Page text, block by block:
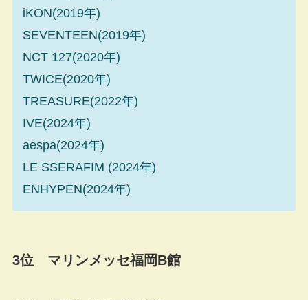
iKON(2019年)
SEVENTEEN(2019年)
NCT 127(2020年)
TWICE(2020年)
TREASURE(2022年)
IVE(2024年)
aespa(2024年)
LE SSERAFIM (2024年)
ENHYPEN(2024年)
3位 マリンメッセ福岡B館